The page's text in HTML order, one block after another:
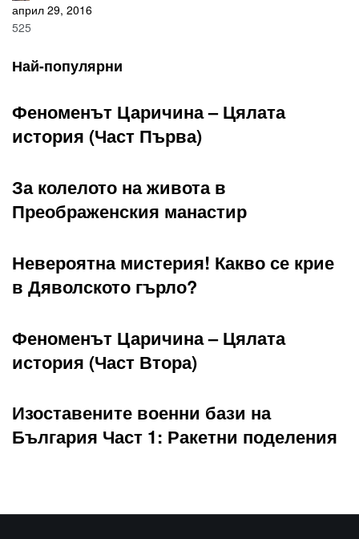
април 29, 2016
525
Най-популярни
Феноменът Царичина – Цялата
история (Част Първа)
За колелото на живота в
Преображенския манастир
Невероятна мистерия! Какво се крие
в Дяволското гърло?
Феноменът Царичина – Цялата
история (Част Втора)
Изоставените военни бази на
България Част 1: Ракетни поделения